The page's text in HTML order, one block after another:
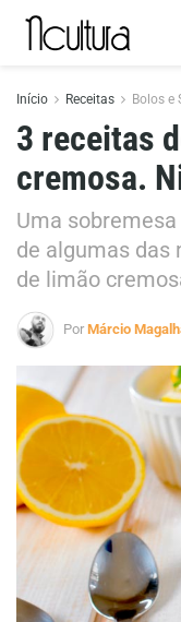
Início Receitas Bolos e
3 receitas
cremosa.
Uma
de algumas das
de limão
Por Márcio